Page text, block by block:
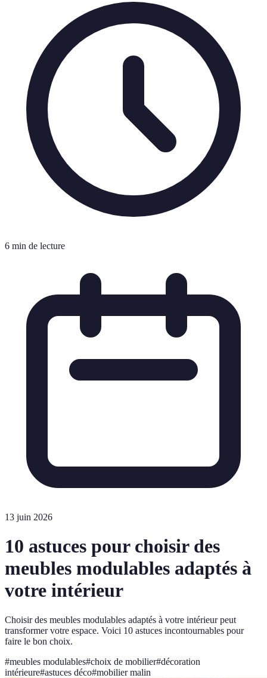
6 min de lecture
13 juin 2026
10 astuces pour choisir des
meubles modulables adaptés à
votre intérieur
Choisir des meubles modulables adaptés à votre intérieur peut
transformer votre espace. Voici 10 astuces incontournables pour
faire le bon choix.
#meubles modulables#choix de mobilier#décoration
intérieure#astuces déco#mobilier malin